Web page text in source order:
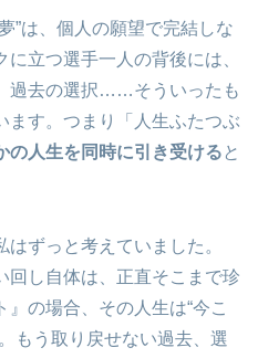
”は、個人の願望で完結しな
立つ選手一人の背後には、
過去の選択……そういったも
ます。つまり「人生ふたつぶ
の人生を同時に引き受ける と
ずっと考えていました。
回し自体は、正直そこまで珍
の場合、その人生は“今こ
もう取り戻せない過去、選